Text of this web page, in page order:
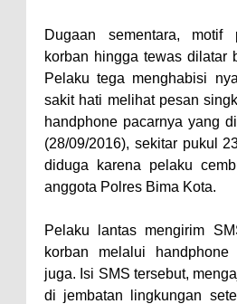
Kelurahan
Wakil Wali
Jalan
Persiapan
Wali Kota
dan
Wali Kota
Dugaan sementara, motif
korban hingga tewas dilatar
Pelaku tega menghabisi
sakit hati melihat pesan
handphone pacarnya yang
(28/09/2016), sekitar pukul
diduga karena pelaku
anggota Polres Bima Kota.
Pelaku lantas mengirim
korban melalui
juga. Isi SMS tersebut,
di jembatan lingkungan